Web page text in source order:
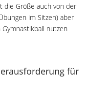
die Größe auch von der
im Sitzen) aber
nutzen
für